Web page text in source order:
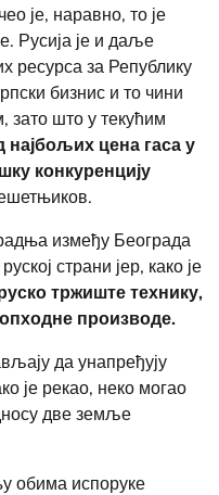
је, наравно, то је
Русија је и даље
ресурса за Републику
бизнис и то чини
зато што у текућим
најбољих цена гаса у
конкуренцију
између Београда
страни јер, како је
тржиште технику,
производе.
да унапређују
је рекао, неко могао
две земље
обима испоруке